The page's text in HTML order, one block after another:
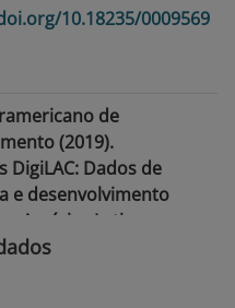
em evidências
digital inclusiva.
10.18235/0009569
de
(2019).
DigiLAC: Dados de
e desenvolvimento
América Latina e o
Abertos do BID.